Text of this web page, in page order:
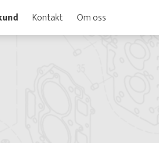
Kontakt Om oss